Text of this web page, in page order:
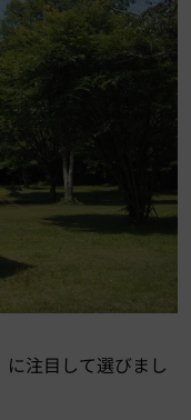
注目して選びまし